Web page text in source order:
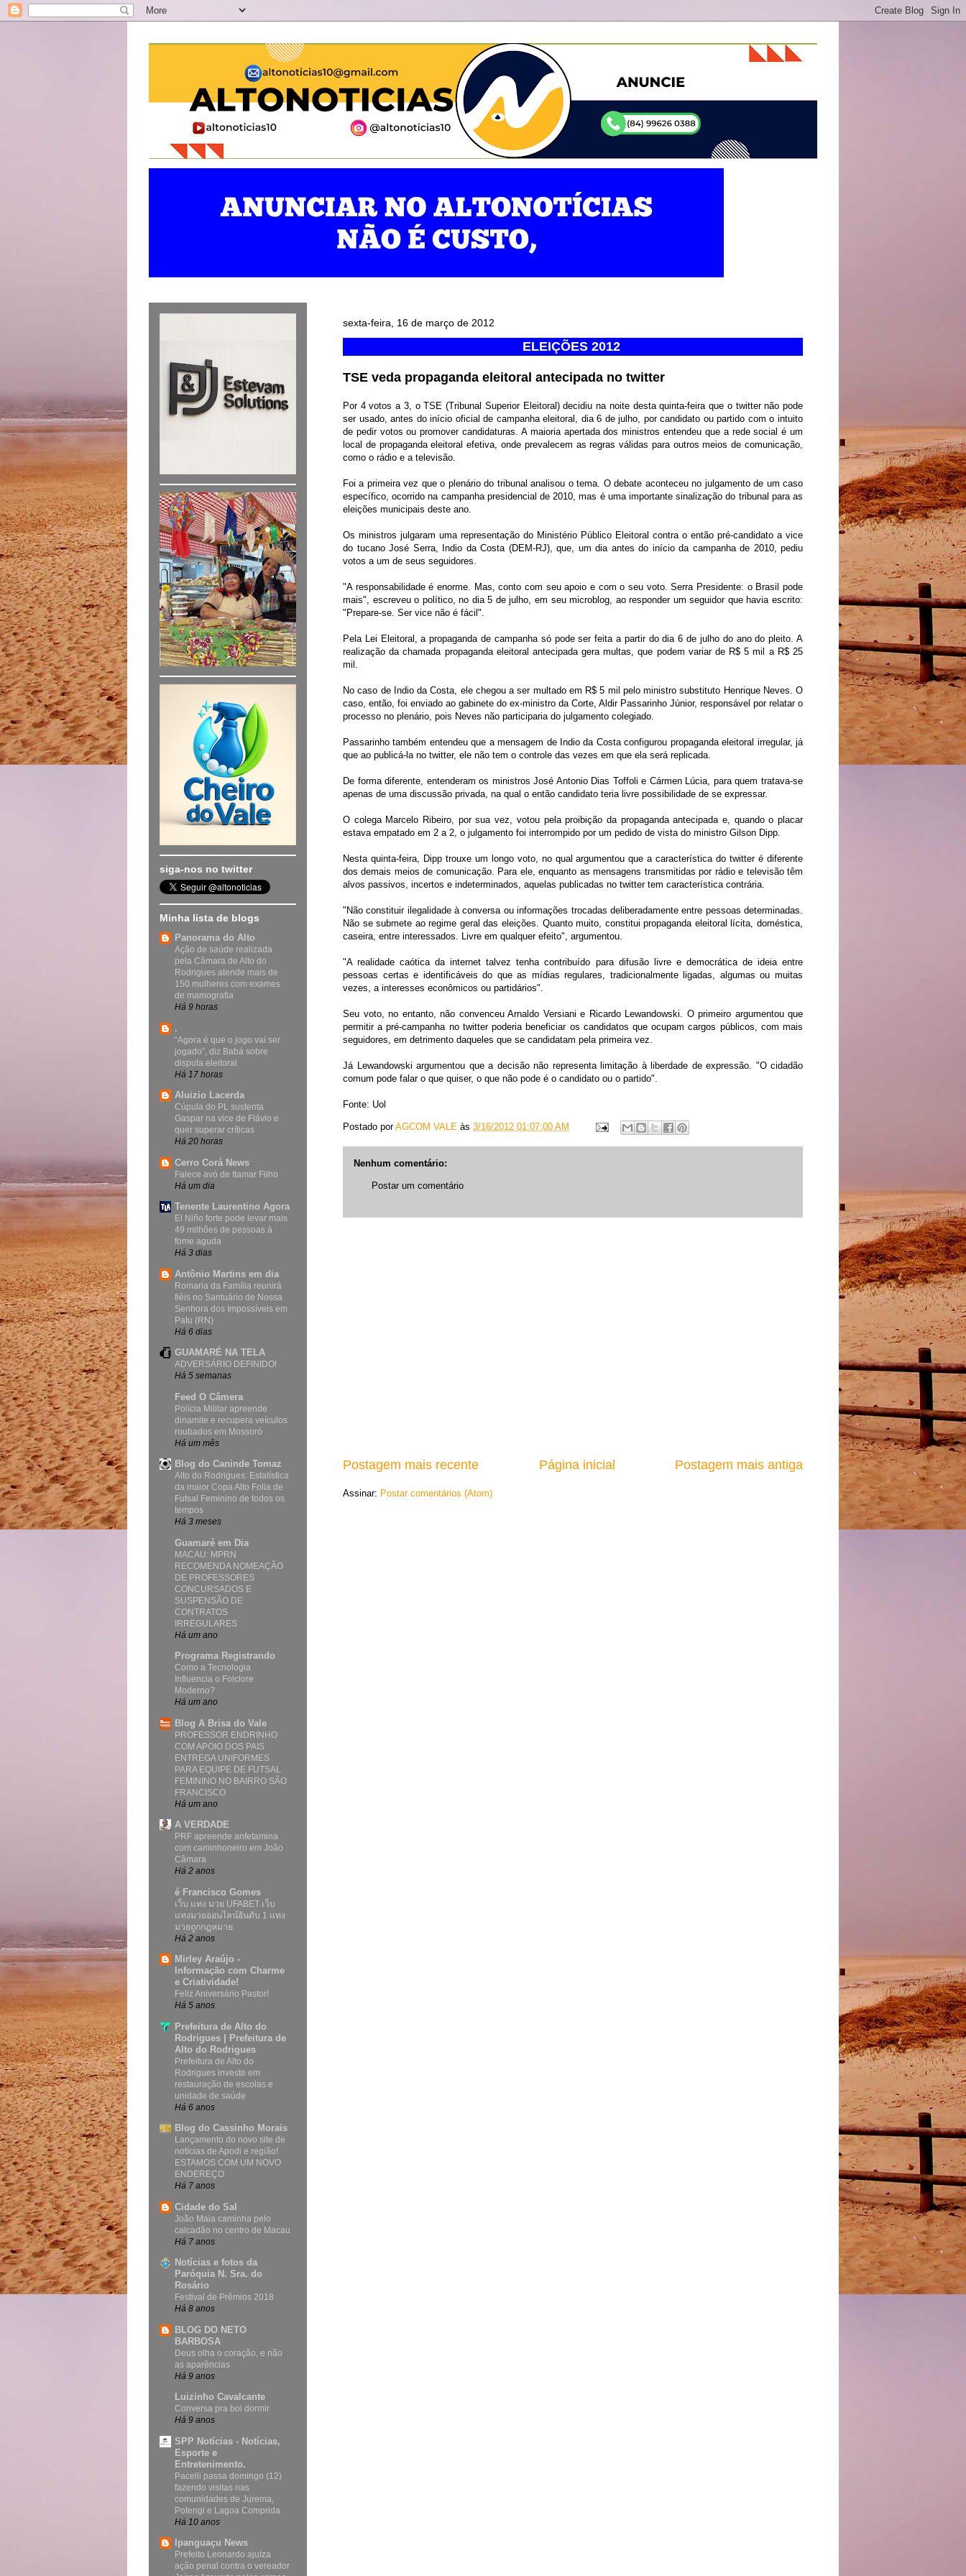
sexta-feira, 16 de março de 2012
ELEIÇÕES 2012
TSE veda propaganda eleitoral antecipada no twitter
Por 4 votos a 3, o TSE (Tribunal Superior Eleitoral) decidiu na noite desta quinta-feira que o twitter não pode
ser usado, antes do início oficial de campanha eleitoral, dia 6 de julho, por candidato ou partido com o intuito
de pedir votos ou promover candidaturas. A maioria apertada dos ministros entendeu que a rede social é um
local de propaganda eleitoral efetiva, onde prevalecem as regras válidas para outros meios de comunicação,
como o rádio e a televisão.
Foi a primeira vez que o plenário do tribunal analisou o tema. O debate aconteceu no julgamento de um caso
específico, ocorrido na campanha presidencial de 2010, mas é uma importante sinalização do tribunal para as
eleições municipais deste ano.
Os ministros julgaram uma representação do Ministério Público Eleitoral contra o então pré-candidato a vice
do tucano José Serra, Indio da Costa (DEM-RJ), que, um dia antes do início da campanha de 2010, pediu
votos a um de seus seguidores.
"A responsabilidade é enorme. Mas, conto com seu apoio e com o seu voto. Serra Presidente: o Brasil pode
mais", escreveu o político, no dia 5 de julho, em seu microblog, ao responder um seguidor que havia escrito:
"Prepare-se. Ser vice não é fácil".
Pela Lei Eleitoral, a propaganda de campanha só pode ser feita a partir do dia 6 de julho do ano do pleito. A
realização da chamada propaganda eleitoral antecipada gera multas, que podem variar de R$ 5 mil a R$ 25
mil.
No caso de Indio da Costa, ele chegou a ser multado em R$ 5 mil pelo ministro substituto Henrique Neves. O
caso, então, foi enviado ao gabinete do ex-ministro da Corte, Aldir Passarinho Júnior, responsável por relatar o
processo no plenário, pois Neves não participaria do julgamento colegiado.
Passarinho também entendeu que a mensagem de Indio da Costa configurou propaganda eleitoral irregular, já
que ao publicá-la no twitter, ele não tem o controle das vezes em que ela será replicada.
De forma diferente, entenderam os ministros José Antonio Dias Toffoli e Cármen Lúcia, para quem tratava-se
apenas de uma discussão privada, na qual o então candidato teria livre possibilidade de se expressar.
O colega Marcelo Ribeiro, por sua vez, votou pela proibição da propaganda antecipada e, quando o placar
estava empatado em 2 a 2, o julgamento foi interrompido por um pedido de vista do ministro Gilson Dipp.
Nesta quinta-feira, Dipp trouxe um longo voto, no qual argumentou que a característica do twitter é diferente
dos demais meios de comunicação. Para ele, enquanto as mensagens transmitidas por rádio e televisão têm
alvos passivos, incertos e indeterminados, aquelas publicadas no twitter tem característica contrária.
"Não constituir ilegalidade à conversa ou informações trocadas deliberadamente entre pessoas determinadas.
Não se submete ao regime geral das eleições. Quanto muito, constitui propaganda eleitoral lícita, doméstica,
caseira, entre interessados. Livre em qualquer efeito", argumentou.
"A realidade caótica da internet talvez tenha contribuído para difusão livre e democrática de ideia entre
pessoas certas e identificáveis do que as mídias regulares, tradicionalmente ligadas, algumas ou muitas
vezes, a interesses econômicos ou partidários".
Seu voto, no entanto, não convenceu Arnaldo Versiani e Ricardo Lewandowski. O primeiro argumentou que
permitir a pré-campanha no twitter poderia beneficiar os candidatos que ocupam cargos públicos, com mais
seguidores, em detrimento daqueles que se candidatam pela primeira vez.
Já Lewandowski argumentou que a decisão não representa limitação à liberdade de expressão. "O cidadão
comum pode falar o que quiser, o que não pode é o candidato ou o partido".
Fonte: Uol
Postado porAGCOM VALE às 3/16/2012 01:07:00 AM
Nenhum comentário:
Postar um comentário
Postagem mais recente Postagem mais antiga
Página inicial
Assinar: Postar comentários (Atom)
siga-nos no twitter
Minha lista de blogs
Panorama do Alto
Ação de saúde realizada
pela Câmara de Alto do
Rodrigues atende mais de
150 mulheres com exames
de mamografia
Há 9 horas
.
“Agora é que o jogo vai ser
jogado”, diz Babá sobre
disputa eleitoral
Há 17 horas
Aluizio Lacerda
Cúpula do PL sustenta
Gaspar na vice de Flávio e
quer superar críticas
Há 20 horas
Cerro Corá News
Falece avó de Itamar Filho
Há um dia
Tenente Laurentino Agora
El Niño forte pode levar mais
49 milhões de pessoas à
fome aguda
Há 3 dias
Antônio Martins em dia
Romaria da Família reunirá
fiéis no Santuário de Nossa
Senhora dos Impossíveis em
Patu (RN)
Há 6 dias
GUAMARÉ NA TELA
ADVERSÁRIO DEFINIDO!
Há 5 semanas
Feed O Câmera
Polícia Militar apreende
dinamite e recupera veículos
roubados em Mossoró
Há um mês
Blog do Caninde Tomaz
Alto do Rodrigues: Estatística
da maior Copa Alto Folia de
Futsal Feminino de todos os
tempos
Há 3 meses
Guamaré em Dia
MACAU: MPRN
RECOMENDA NOMEAÇÃO
DE PROFESSORES
CONCURSADOS E
SUSPENSÃO DE
CONTRATOS
IRREGULARES
Há um ano
Programa Registrando
Como a Tecnologia
Influencia o Folclore
Moderno?
Há um ano
Blog A Brisa do Vale
PROFESSOR ENDRINHO
COM APOIO DOS PAIS
ENTREGA UNIFORMES
PARA EQUIPE DE FUTSAL
FEMININO NO BAIRRO SÃO
FRANCISCO
Há um ano
A VERDADE
PRF apreende anfetamina
com caminhoneiro em João
Câmara
Há 2 anos
é Francisco Gomes
เว็บ แทง มวย UFABET เว็บ
แทงมวยออนไลน์อันดับ 1 แทง
มวยถูกกฎหมาย
Há 2 anos
Mirley Araújo -
Informação com Charme
e Criatividade!
Feliz Aniversário Pastor!
Há 5 anos
Prefeitura de Alto do
Rodrigues | Prefeitura de
Alto do Rodrigues
Prefeitura de Alto do
Rodrigues investe em
restauração de escolas e
unidade de saúde
Há 6 anos
Blog do Cassinho Morais
Lançamento do novo site de
notícias de Apodi e região!
ESTAMOS COM UM NOVO
ENDEREÇO
Há 7 anos
Cidade do Sal
João Maia caminha pelo
calcadão no centro de Macau
Há 7 anos
Notícias e fotos da
Paróquia N. Sra. do
Rosário
Festival de Prêmios 2018
Há 8 anos
BLOG DO NETO
BARBOSA
Deus olha o coração, e não
as aparências
Há 9 anos
Luizinho Cavalcante
Conversa pra boi dormir
Há 9 anos
SPP Notícias - Notícias,
Esporte e
Entretenimento.
Pacelli passa domingo (12)
fazendo visitas nas
comunidades de Jurema,
Potengi e Lagoa Comprida
Há 10 anos
Ipanguaçu News
Prefeito Leonardo ajuíza
ação penal contra o vereador